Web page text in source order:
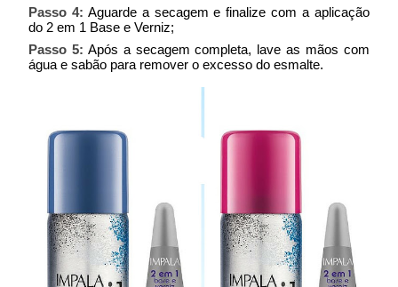
Passo 4: Aguarde a secagem e finalize com a aplicação
do 2 em 1 Base e Verniz;
Passo 5: Após a secagem completa, lave as mãos com
água e sabão para remover o excesso do esmalte.